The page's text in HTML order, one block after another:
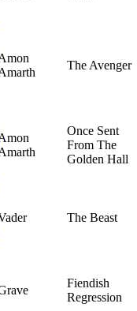
The Avenger
Once Sent
From The
Golden Hall
The Beast
Fiendish
Regression